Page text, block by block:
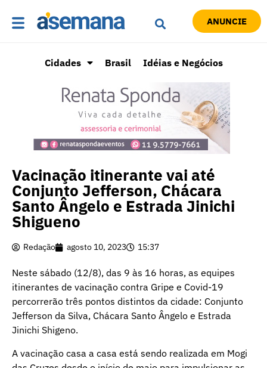
ANUNCIE
Cidades Brasil Idéias e Negócios
Vacinação itinerante vai até
Conjunto Jefferson, Chácara
Santo Ângelo e Estrada Jinichi
Shigueno
Redação agosto 10, 2023 15:37
Neste sábado (12/8), das 9 às 16 horas, as equipes
itinerantes de vacinação contra Gripe e Covid-19
percorrerão três pontos distintos da cidade: Conjunto
Jefferson da Silva, Chácara Santo Ângelo e Estrada
Jinichi Shigeno.
A vacinação casa a casa está sendo realizada em Mogi